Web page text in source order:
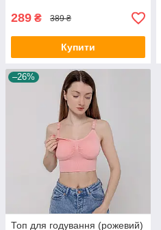
289 ₴ 389 ₴
Купити
–26%
Топ для годування (рожевий)